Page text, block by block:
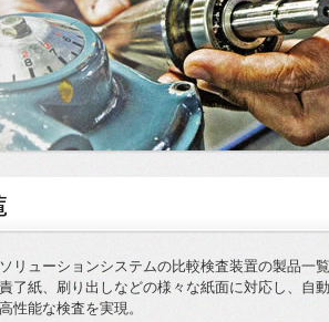
リューションシステムの比較検査装置の製品一覧
了紙、刷り出しなどの様々な紙面に対応し、自
性能な検査を実現。